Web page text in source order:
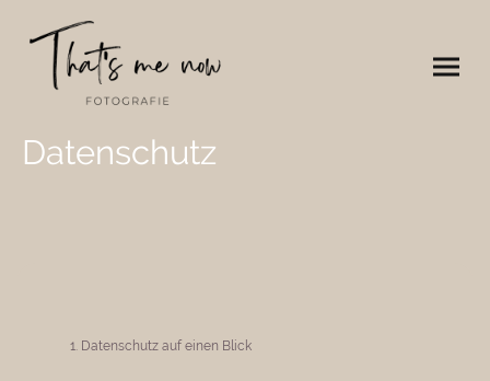
Datenschutz
1. Datenschutz auf einen Blick